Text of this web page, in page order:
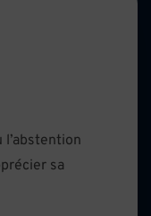
l’abstention
sa